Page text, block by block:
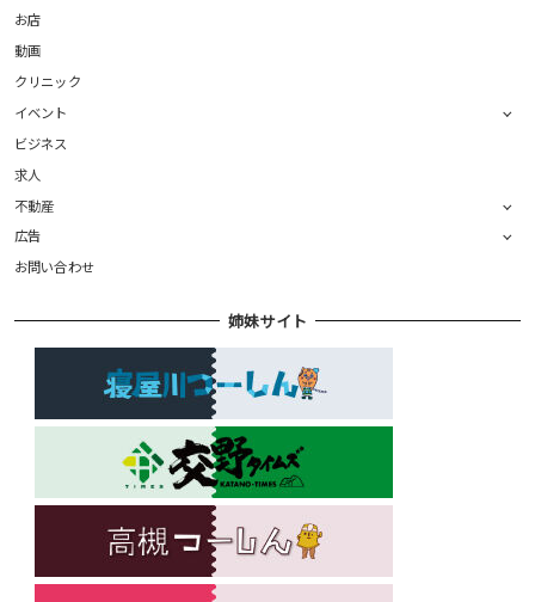
お店
動画
クリニック
イベント
ビジネス
求人
不動産
広告
お問い合わせ
姉妹サイト